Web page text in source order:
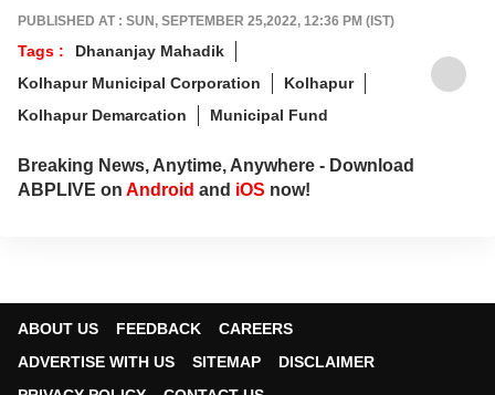
PUBLISHED AT : SUN, SEPTEMBER 25,2022, 12:36 PM (IST)
Tags :
Dhananjay Mahadik
Kolhapur Municipal Corporation
Kolhapur
Kolhapur Demarcation
Municipal Fund
Breaking News, Anytime, Anywhere - Download
ABPLIVE on Android and iOS now!
ABOUT US FEEDBACK
CAREERS
ADVERTISE WITH US
SITEMAP
DISCLAIMER